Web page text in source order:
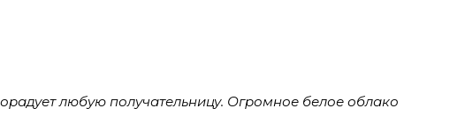
любую получательницу. Огромное белое облако